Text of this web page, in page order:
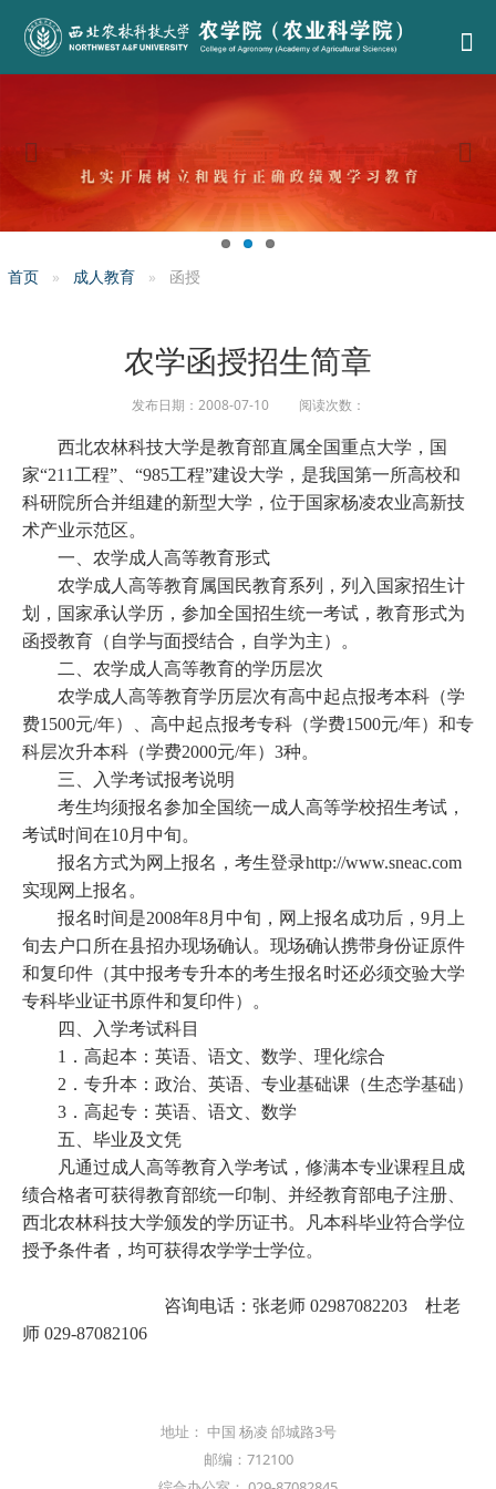
首页 成人教育 函授
农学函授招生简章
发布日期：2008-07-10 阅读次数：
西北农林科技大学是教育部直属全国重点大学，国
家“211 工程”、 “985工程”建设大学，是我国第一所高校和
科研院所合并组建的新型大学，位于国家杨凌农业高新技
术产业示范区。
一、农学成人高等教育形式
农学成人高等教育属国民教育系列，列入国家招生计
划，国家承认学历，参加全国招生统一考试，教育形式为
函授教育（自学与面授结合，自学为主）。
二、农学成人高等教育的学历层次
农学成人高等教育学历层次有高中起点报考本科（学
费1500元/年）、高中起点报考专科（学费1500元/年）和专
科层次升本科（学费2000元/年） 3种。
三、入学考试报考说明
考生均须报名参加全国统一成人高等学校招生考试，
考试时间在10月中旬。
报名方式为网上报名，考生登录http://www.sneac.com
实现网上报名。
报名时间是2008年8月中旬，网上报名成功后， 9月上
旬去户口所在县招办现场确认。现场确认携带身份证原件
和复印件（其中报考专升本的考生报名时还必须交验大学
专科毕业证书原件和复印件）。
四、入学考试科目
1 ．高起本：英语、语文、数学、理化综合
2 ．专升本：政治、英语、专业基础课（生态学基础）
3 ．高起专：英语、语文、数学
五、毕业及文凭
凡通过成人高等教育入学考试，修满本专业课程且成
绩合格者可获得教育部统一印制、并经教育部电子注册、
西北农林科技大学颁发的学历证书。凡本科毕业符合学位
授予条件者，均可获得农学学士学位。
咨询电话：张老师 02987082203
杜老
师 029-87082106
地址： 中国 杨凌 邰城路3号
邮编：712100